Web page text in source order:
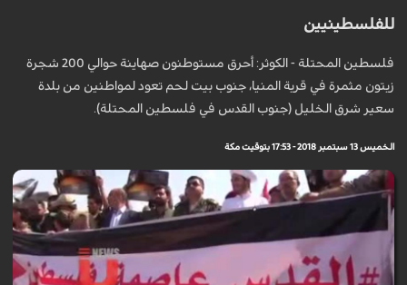
للفلسطينيين
فلسطين المحتلة - الكوثر: أحرق مستوطنون صهاينة حوالي 200 شجرة
زيتون مثمرة في قرية المنيا، جنوب بيت لحم تعود لمواطنين من بلدة
سعير شرق الخليل (جنوب القدس في فلسطين المحتلة).
الخميس 13 سبتمبر 2018 - 17:53 بتوقيت مكة